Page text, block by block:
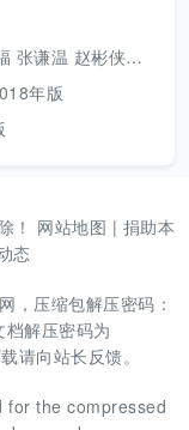
彬侠编] 2011年版
年版
！ 网站地图 | 捐助本
态
，压缩包解压密码：
解压密码为
请向站长反馈。
for the compressed